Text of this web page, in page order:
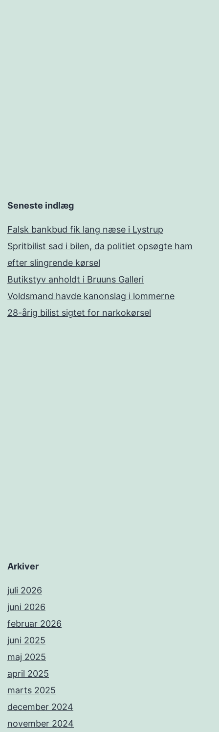
Seneste indlæg
Falsk bankbud fik lang næse i Lystrup
Spritbilist sad i bilen, da politiet opsøgte ham
efter slingrende kørsel
Butikstyv anholdt i Bruuns Galleri
Voldsmand havde kanonslag i lommerne
28-årig bilist sigtet for narkokørsel
Arkiver
juli 2026
juni 2026
februar 2026
juni 2025
maj 2025
april 2025
marts 2025
december 2024
november 2024